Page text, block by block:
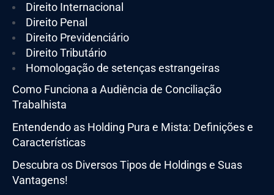
Direito Internacional
Direito Penal
Direito Previdenciário
Direito Tributário
Homologação de setenças estrangeiras
Como Funciona a Audiência de Conciliação
Trabalhista
Entendendo as Holding Pura e Mista: Definições e
Características
Descubra os Diversos Tipos de Holdings e Suas
Vantagens!